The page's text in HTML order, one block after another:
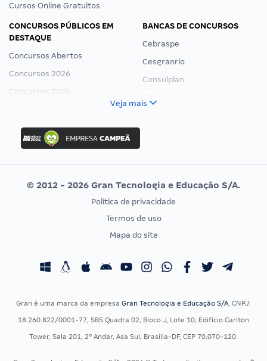
Cursos Online Gratuitos
CONCURSOS PÚBLICOS EM
DESTAQUE
Concursos Abertos
Concursos 2026
Concursos 2025
Concurso Nacional Unificado
Concurso Ibama
Concurso MPU
Editais publicados
BANCAS DE CONCURSOS
Cebraspe
Cesgranrio
Consulplan
Vunesp
CONCURSOS POR PROFISSÃO
Concursos Fiscais
EXAME DE ORDEM
Calendário OAB
Veja mais
© 2012 - 2026 Gran Tecnologia e Educação S/A.
Política de privacidade
Termos de uso
Mapa do site
Gran é uma marca da empresa Gran Tecnologia e Educação S/A, CNPJ:
18.260.822/0001-77, SBS Quadra 02, Bloco J, Lote 10, Edifício Carlton
Tower, Sala 201, 2º Andar, Asa Sul, Brasília-DF, CEP 70.070-120.